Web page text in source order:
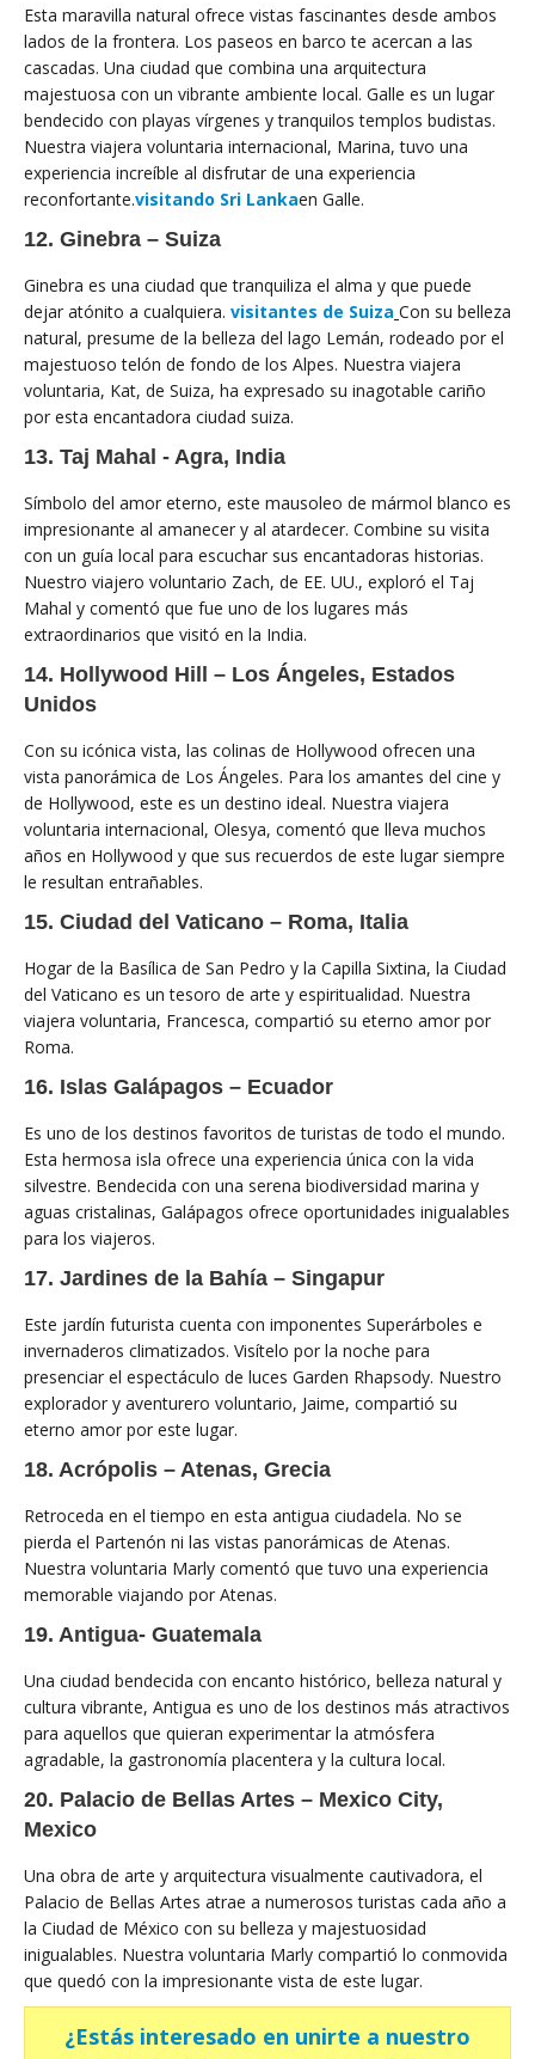
Esta maravilla natural ofrece vistas fascinantes desde ambos
lados de la frontera. Los paseos en barco te acercan a las
cascadas. Una ciudad que combina una arquitectura
majestuosa con un vibrante ambiente local. Galle es un lugar
bendecido con playas vírgenes y tranquilos templos budistas.
Nuestra viajera voluntaria internacional, Marina, tuvo una
experiencia increíble al disfrutar de una experiencia
reconfortante.visitando Sri Lankaen Galle.
12. Ginebra – Suiza
Ginebra es una ciudad que tranquiliza el alma y que puede
dejar atónito a cualquiera. visitantes de Suiza Con su belleza
natural, presume de la belleza del lago Lemán, rodeado por el
majestuoso telón de fondo de los Alpes. Nuestra viajera
voluntaria, Kat, de Suiza, ha expresado su inagotable cariño
por esta encantadora ciudad suiza.
13. Taj Mahal - Agra, India
Símbolo del amor eterno, este mausoleo de mármol blanco es
impresionante al amanecer y al atardecer. Combine su visita
con un guía local para escuchar sus encantadoras historias.
Nuestro viajero voluntario Zach, de EE. UU., exploró el Taj
Mahal y comentó que fue uno de los lugares más
extraordinarios que visitó en la India.
14. Hollywood Hill – Los Ángeles, Estados
Unidos
Con su icónica vista, las colinas de Hollywood ofrecen una
vista panorámica de Los Ángeles. Para los amantes del cine y
de Hollywood, este es un destino ideal. Nuestra viajera
voluntaria internacional, Olesya, comentó que lleva muchos
años en Hollywood y que sus recuerdos de este lugar siempre
le resultan entrañables.
15. Ciudad del Vaticano – Roma, Italia
Hogar de la Basílica de San Pedro y la Capilla Sixtina, la Ciudad
del Vaticano es un tesoro de arte y espiritualidad. Nuestra
viajera voluntaria, Francesca, compartió su eterno amor por
Roma.
16. Islas Galápagos – Ecuador
Es uno de los destinos favoritos de turistas de todo el mundo.
Esta hermosa isla ofrece una experiencia única con la vida
silvestre. Bendecida con una serena biodiversidad marina y
aguas cristalinas, Galápagos ofrece oportunidades inigualables
para los viajeros.
17. Jardines de la Bahía – Singapur
Este jardín futurista cuenta con imponentes Superárboles e
invernaderos climatizados. Visítelo por la noche para
presenciar el espectáculo de luces Garden Rhapsody. Nuestro
explorador y aventurero voluntario, Jaime, compartió su
eterno amor por este lugar.
18. Acrópolis – Atenas, Grecia
Retroceda en el tiempo en esta antigua ciudadela. No se
pierda el Partenón ni las vistas panorámicas de Atenas.
Nuestra voluntaria Marly comentó que tuvo una experiencia
memorable viajando por Atenas.
19. Antigua- Guatemala
Una ciudad bendecida con encanto histórico, belleza natural y
cultura vibrante, Antigua es uno de los destinos más atractivos
para aquellos que quieran experimentar la atmósfera
agradable, la gastronomía placentera y la cultura local.
20. Palacio de Bellas Artes – Mexico City,
Mexico
Una obra de arte y arquitectura visualmente cautivadora, el
Palacio de Bellas Artes atrae a numerosos turistas cada año a
la Ciudad de México con su belleza y majestuosidad
inigualables. Nuestra voluntaria Marly compartió lo conmovida
que quedó con la impresionante vista de este lugar.
¿Estás interesado en unirte a nuestro